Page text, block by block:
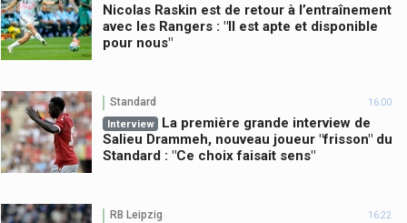
Nicolas Raskin est de retour à l’entraînement
avec les Rangers : "Il est apte et disponible
pour nous"
Standard 16:00
Interview
La première grande interview de
Salieu Drammeh, nouveau joueur "frisson" du
Standard : "Ce choix faisait sens"
RB Leipzig 16:22